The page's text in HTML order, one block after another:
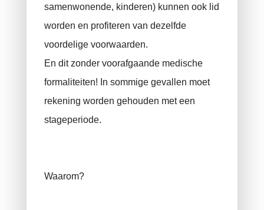
samenwonende, kinderen) kunnen ook lid
worden en profiteren van dezelfde
voordelige voorwaarden.
En dit zonder voorafgaande medische
formaliteiten! In sommige gevallen moet
rekening worden gehouden met een
stageperiode.
Waarom?